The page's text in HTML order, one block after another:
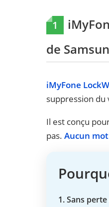
1
de
iMyFone
suppression du
Il est conçu
pas. Aucun
1. Sans